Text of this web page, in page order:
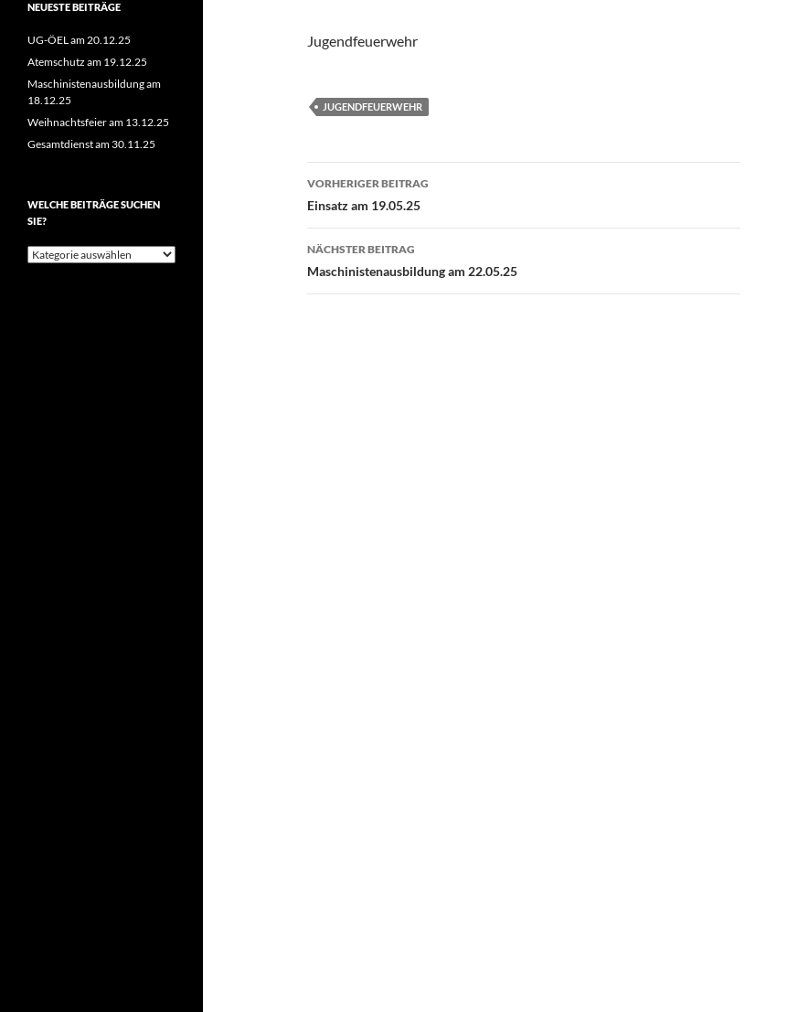
Jugendfeuerwehr
JUGENDFEUERWEHR
Beitragsnavigation
VORHERIGER BEITRAG
Einsatz am 19.05.25
NÄCHSTER BEITRAG
Maschinistenausbildung am 22.05.25
NEUESTE BEITRÄGE
UG-ÖEL am 20.12.25
Atemschutz am 19.12.25
Maschinistenausbildung am
18.12.25
Weihnachtsfeier am 13.12.25
Gesamtdienst am 30.11.25
WELCHE BEITRÄGE SUCHEN
SIE?
Welche